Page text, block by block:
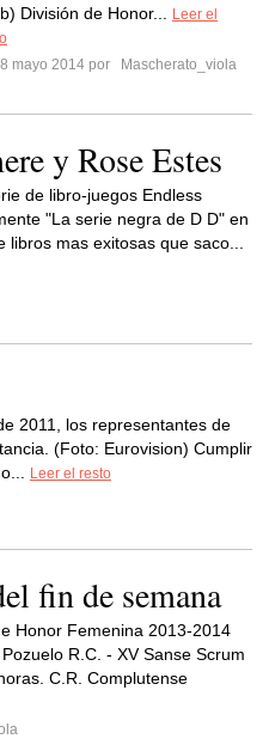
División de Honor...
Leer el
mayo 2014 por
Mascherato_viola
y Rose Estes
de libro-juegos Endless
"La serie negra de D D" en
mas exitosas que saco...
2011, los representantes de
(Foto: Eurovision) Cumplir
Leer el resto
fin de semana
Honor Femenina 2013-2014
R.C. - XV Sanse Scrum
C.R. Complutense